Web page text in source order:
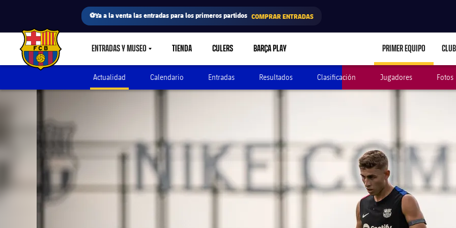
⚽Ya a la venta las entradas para los primeros partidos COMPRAR ENTRADAS
FC Barcelona club badge ENTRADAS Y MUSEOLABEL.SHARE.CARETDOWN
TIENDA CULERS BARÇA PLAY PRIMER EQUIPO CLUB
Actualidad Calendario Entradas Resultados Clasificación Jugadores Fotos